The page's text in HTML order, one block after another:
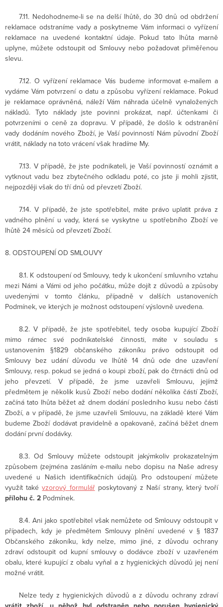
7.11. Nedohodneme-li se na delší lhůtě, do 30 dnů od obdržení
reklamace odstraníme vady a poskytneme Vám informaci o vyřízení
reklamace na uvedené kontaktní údaje. Pokud tato lhůta marně
uplyne, můžete odstoupit od Smlouvy nebo požadovat přiměřenou
slevu.
7.12. O vyřízení reklamace Vás budeme informovat e-mailem a
vydáme Vám potvrzení o datu a způsobu vyřízení reklamace. Pokud
je reklamace oprávněná, náleží Vám náhrada účelně vynaložených
nákladů. Tyto náklady jste povinni prokázat, např. účtenkami či
potvrzeními o ceně za dopravu. V případě, že došlo k odstranění
vady dodáním nového Zboží, je Vaší povinností Nám původní Zboží
vrátit, náklady na toto vrácení však hradíme My.
7.13. V případě, že jste podnikateli, je Vaší povinností oznámit a
vytknout vadu bez zbytečného odkladu poté, co jste ji mohli zjistit,
nejpozději však do tří dnů od převzetí Zboží.
7.14. V případě, že jste spotřebitel, máte právo uplatit práva z
vadného plnění u vady, která se vyskytne u spotřebního Zboží ve
lhůtě 24 měsíců od převzetí Zboží.
8. ODSTOUPENÍ OD SMLOUVY
8.1. K odstoupení od Smlouvy, tedy k ukončení smluvního vztahu
mezi Námi a Vámi od jeho počátku, může dojít z důvodů a způsoby
uvedenými v tomto článku, případně v dalších ustanoveních
Podmínek, ve kterých je možnost odstoupení výslovně uvedena.
8.2. V případě, že jste spotřebitel, tedy osoba kupující Zboží
mimo rámec své podnikatelské činnosti, máte v souladu s
ustanovením §1829 občanského zákoníku právo odstoupit od
Smlouvy bez udání důvodu ve lhůtě 14 dnů ode dne uzavření
Smlouvy, resp. pokud se jedná o koupi zboží, pak do čtrnácti dnů od
jeho převzetí. V případě, že jsme uzavřeli Smlouvu, jejímž
předmětem je několik kusů Zboží nebo dodání několika částí Zboží,
začíná tato lhůta běžet až dnem dodání posledního kusu nebo části
Zboží, a v případě, že jsme uzavřeli Smlouvu, na základě které Vám
budeme Zboží dodávat pravidelně a opakovaně, začíná běžet dnem
dodání první dodávky.
8.3. Od Smlouvy můžete odstoupit jakýmkoliv prokazatelným
způsobem (zejména zasláním e-mailu nebo dopisu na Naše adresy
uvedené u Našich identifikačních údajů). Pro odstoupení můžete
využít takévzorový formulářposkytovaný z Naší strany, který tvoří
přílohu č. 2 Podmínek.
8.4. Ani jako spotřebitel však nemůžete od Smlouvy odstoupit v
případech, kdy je předmětem Smlouvy plnění uvedené v § 1837
Občanského zákoníku, kdy nelze, mimo jiné, z důvodu ochrany
zdraví odstoupit od kupní smlouvy o dodávce zboží v uzavřeném
obalu, které kupující z obalu vyňal a z hygienických důvodů jej není
možné vrátit.
Nelze tedy z hygienických důvodů a z důvodu ochrany zdraví